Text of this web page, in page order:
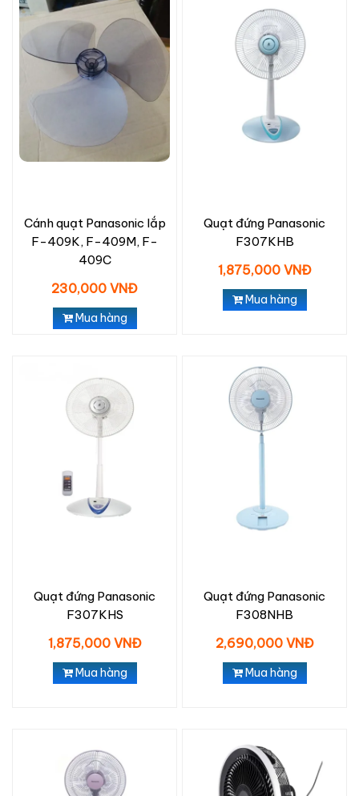
Cánh quạt Panasonic lắp
F-409K, F-409M, F-
409C
230,000 VNĐ
Mua hàng
Quạt đứng Panasonic
F307KHB
1,875,000 VNĐ
Mua hàng
Quạt đứng Panasonic
F307KHS
1,875,000 VNĐ
Mua hàng
Quạt đứng Panasonic
F308NHB
2,690,000 VNĐ
Mua hàng